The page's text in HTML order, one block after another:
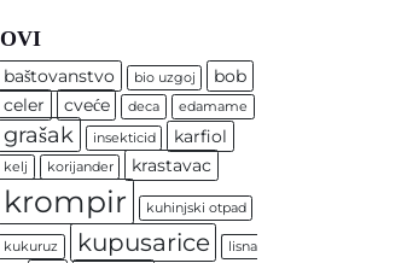
baštovanstvo bio uzgoj
bob
celer
cveće deca edamame
grašak insekticid karfiol
kelj korijander krastavac
krompir kuhinjski otpad
kukuruz kupusarice
lisna